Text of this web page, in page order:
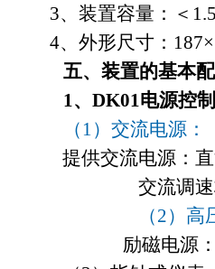
3、装置容量：＜
4、外形尺寸： 187×
五、装置的基本
1、 DK01电源控
（1） 交流电源：
提供交流电源：
交流调
（2）高
励磁电源